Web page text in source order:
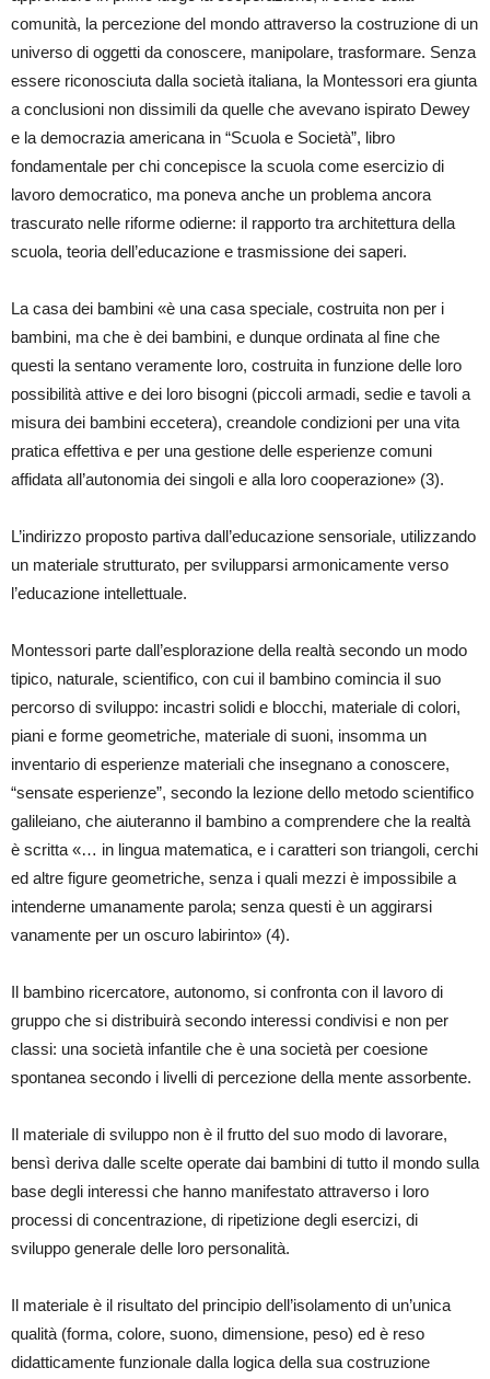
comunità, la percezione del mondo attraverso la costruzione di un
universo di oggetti da conoscere, manipolare, trasformare. Senza
essere riconosciuta dalla società italiana, la Montessori era giunta
a conclusioni non dissimili da quelle che avevano ispirato Dewey
e la democrazia americana in “Scuola e Società”, libro
fondamentale per chi concepisce la scuola come esercizio di
lavoro democratico, ma poneva anche un problema ancora
trascurato nelle riforme odierne: il rapporto tra architettura della
scuola, teoria dell’educazione e trasmissione dei saperi.
La casa dei bambini «è una casa speciale, costruita non per i
bambini, ma che è dei bambini, e dunque ordinata al fine che
questi la sentano veramente loro, costruita in funzione delle loro
possibilità attive e dei loro bisogni (piccoli armadi, sedie e tavoli a
misura dei bambini eccetera), creandole condizioni per una vita
pratica effettiva e per una gestione delle esperienze comuni
affidata all’autonomia dei singoli e alla loro cooperazione» (3).
L’indirizzo proposto partiva dall’educazione sensoriale, utilizzando
un materiale strutturato, per svilupparsi armonicamente verso
l’educazione intellettuale.
Montessori parte dall’esplorazione della realtà secondo un modo
tipico, naturale, scientifico, con cui il bambino comincia il suo
percorso di sviluppo: incastri solidi e blocchi, materiale di colori,
piani e forme geometriche, materiale di suoni, insomma un
inventario di esperienze materiali che insegnano a conoscere,
“sensate esperienze”, secondo la lezione dello metodo scientifico
galileiano, che aiuteranno il bambino a comprendere che la realtà
è scritta «… in lingua matematica, e i caratteri son triangoli, cerchi
ed altre figure geometriche, senza i quali mezzi è impossibile a
intenderne umanamente parola; senza questi è un aggirarsi
vanamente per un oscuro labirinto» (4).
Il bambino ricercatore, autonomo, si confronta con il lavoro di
gruppo che si distribuirà secondo interessi condivisi e non per
classi: una società infantile che è una società per coesione
spontanea secondo i livelli di percezione della mente assorbente.
Il materiale di sviluppo non è il frutto del suo modo di lavorare,
bensì deriva dalle scelte operate dai bambini di tutto il mondo sulla
base degli interessi che hanno manifestato attraverso i loro
processi di concentrazione, di ripetizione degli esercizi, di
sviluppo generale delle loro personalità.
Il materiale è il risultato del principio dell’isolamento di un’unica
qualità (forma, colore, suono, dimensione, peso) ed è reso
didatticamente funzionale dalla logica della sua costruzione